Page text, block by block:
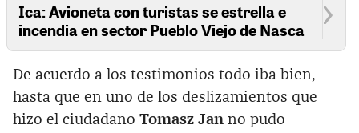
Ica: Avioneta con turistas se estrella e
incendia en sector Pueblo Viejo de Nasca
De acuerdo a los testimonios todo iba bien,
hasta que en uno de los deslizamientos que
hizo el ciudadano Tomasz Jan no pudo